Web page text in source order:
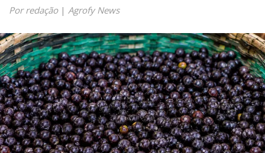
Por redação| Agrofy News